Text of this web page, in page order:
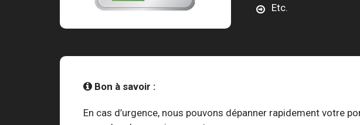
Etc.
Bon à savoir :
En cas d’urgence, nous pouvons dépanner rapidement votre